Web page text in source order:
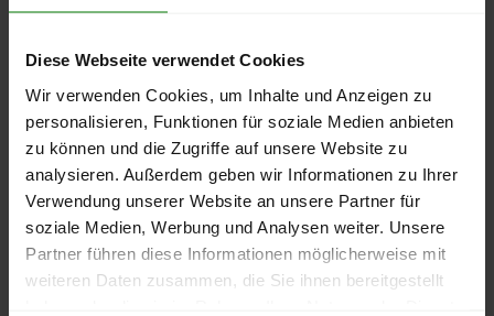
Diese Webseite verwendet Cookies
Wir verwenden Cookies, um Inhalte und Anzeigen zu
personalisieren, Funktionen für soziale Medien anbieten
zu können und die Zugriffe auf unsere Website zu
analysieren. Außerdem geben wir Informationen zu Ihrer
Verwendung unserer Website an unsere Partner für
soziale Medien, Werbung und Analysen weiter. Unsere
Partner führen diese Informationen möglicherweise mit
weiteren Daten zusammen, die Sie ihnen bereitgestellt
lose Ware Sackware
September
2025
Januar
2026
Mai
2026
300 €
Die aktuelle Preisentwicklung für Holzpellets in Deutschland
können Sie jederzeit auf unsererPelletspreise-Seite
nachvollziehen.